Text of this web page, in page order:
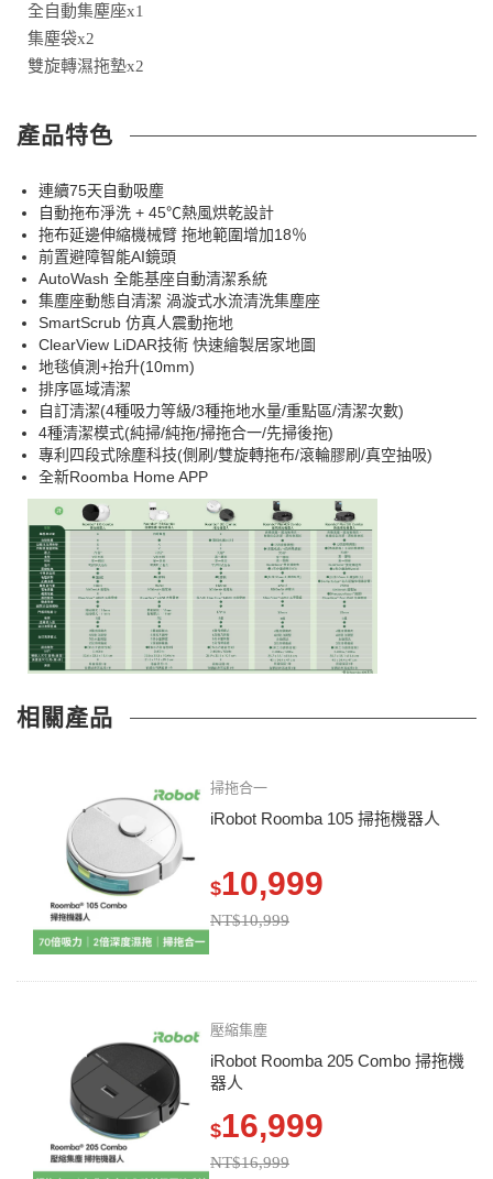
全自動集塵座x1
集塵袋x2
雙旋轉濕拖墊x2
產品特色
連續75天自動吸塵
自動拖布淨洗 + 45℃熱風烘乾設計
拖布延邊伸縮機械臂 拖地範圍增加18％
前置避障智能AI鏡頭
AutoWash 全能基座自動清潔系統
集塵座動態自清潔 渦漩式水流清洗集塵座
SmartScrub 仿真人震動拖地
ClearView LiDAR技術 快速繪製居家地圖
地毯偵測+抬升(10mm)
排序區域清潔
自訂清潔(4種吸力等級/3種拖地水量/重點區/清潔次數)
4種清潔模式(純掃/純拖/掃拖合一/先掃後拖)
專利四段式除塵科技(側刷/雙旋轉拖布/滾輪膠刷/真空抽吸)
全新Roomba Home APP
相關產品
掃拖合一
iRobot Roomba 105 掃拖機器人
$10,999
NT$10,999
壓縮集塵
iRobot Roomba 205 Combo 掃拖機
器人
$16,999
NT$16,999